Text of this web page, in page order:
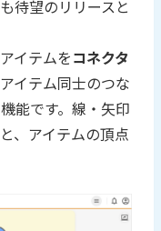
も待望のリリースと
イテムをコネクタ
イテム同士のつな
能です。線・矢印
、アイテムの頂点